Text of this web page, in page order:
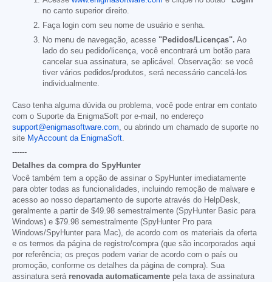
no canto superior direito.
Faça login com seu nome de usuário e senha.
No menu de navegação, acesse "Pedidos/Licenças". Ao
lado do seu pedido/licença, você encontrará um botão para
cancelar sua assinatura, se aplicável. Observação: se você
tiver vários pedidos/produtos, será necessário cancelá-los
individualmente.
Caso tenha alguma dúvida ou problema, você pode entrar em contato
com o Suporte da EnigmaSoft por e-mail, no endereço
support@enigmasoftware.com, ou abrindo um chamado de suporte no
site MyAccount da EnigmaSoft.
------
Detalhes da compra do SpyHunter
Você também tem a opção de assinar o SpyHunter imediatamente
para obter todas as funcionalidades, incluindo remoção de malware e
acesso ao nosso departamento de suporte através do HelpDesk,
geralmente a partir de $49.98 semestralmente (SpyHunter Basic para
Windows) e $79.98 semestralmente (SpyHunter Pro para
Windows/SpyHunter para Mac), de acordo com os materiais da oferta
e os termos da página de registro/compra (que são incorporados aqui
por referência; os preços podem variar de acordo com o país ou
promoção, conforme os detalhes da página de compra). Sua
assinatura será renovada automaticamente pela taxa de assinatura